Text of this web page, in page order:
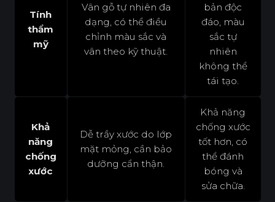
Tính
thẩm
mỹ
Vân gỗ tự nhiên đa
dạng, có thể điều
chỉnh màu sắc và
vân theo kỹ thuật.
bản độc
đáo, màu
sắc tự
nhiên
không thể
tái tạo.
Khả
năng
chống
xước
Dễ trầy xước do lớp
mặt mỏng, cần bảo
dưỡng cẩn thận.
Khả năng
chống xước
tốt hơn, có
thể đánh
bóng và
sửa chữa.